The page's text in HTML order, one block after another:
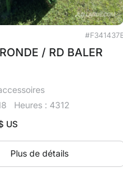
/ RD BALER
Heures : 4312
US
Plus de détails